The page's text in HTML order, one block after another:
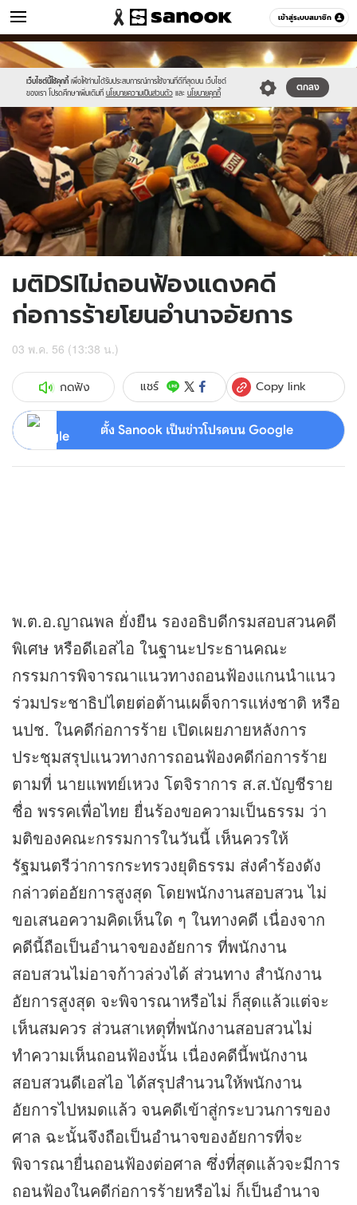
เข้าสู่ระบบสมาชิก
ข่าว หมวดอื่นๆ
เว็บไซต์นี้ใช้คุกกี้ เพื่อให้ท่านได้รับประสบการณ์การใช้งานที่ดีที่สุดบน เว็บไซต์
ของเรา โปรดศึกษาเพิ่มเติมที่ นโยบายความเป็นส่วนตัว และ นโยบายคุกกี้
ตกลง
Sanook
//s.isanook.com/sr/0/images/logo-
new-
sanook.png
600
60
//s.isanook.com/ns/0/ud/236/1184007/450539-
01.jpg
มติDSIไม่ถอนฟ้องแดงคดี
ก่อการร้ายโยนอำนาจอัยการ
03 พ.ค. 56 (13:38 น.)
กดฟัง แชร์ Copy link
ตั้ง Sanook เป็นข่าวโปรดบน Google
พ.ต.อ.ญาณพล ยั่งยืน รองอธิบดีกรมสอบสวนคดี
พิเศษ หรือดีเอสไอ ในฐานะประธานคณะ
กรรมการพิจารณาแนวทางถอนฟ้องแกนนำแนว
ร่วมประชาธิปไตยต่อต้านเผด็จการแห่งชาติ หรือ
นปช. ในคดีก่อการร้าย เปิดเผยภายหลังการ
ประชุมสรุปแนวทางการถอนฟ้องคดีก่อการร้าย
ตามที่ นายแพทย์เหวง โตจิราการ ส.ส.บัญชีราย
ชื่อ พรรคเพื่อไทย ยื่นร้องขอความเป็นธรรม ว่า
มติของคณะกรรมการในวันนี้ เห็นควรให้
รัฐมนตรีว่าการกระทรวงยุติธรรม ส่งคำร้องดัง
กล่าวต่ออัยการสูงสุด โดยพนักงานสอบสวน ไม่
ขอเสนอความคิดเห็นใด ๆ ในทางคดี เนื่องจาก
คดีนี้ถือเป็นอำนาจของอัยการ ที่พนักงาน
สอบสวนไม่อาจก้าวล่วงได้ ส่วนทาง สำนักงาน
อัยการสูงสุด จะพิจารณาหรือไม่ ก็สุดแล้วแต่จะ
เห็นสมควร ส่วนสาเหตุที่พนักงานสอบสวนไม่
ทำความเห็นถอนฟ้องนั้น เนื่องคดีนี้พนักงาน
สอบสวนดีเอสไอ ได้สรุปสำนวนให้พนักงาน
อัยการไปหมดแล้ว จนคดีเข้าสู่กระบวนการของ
ศาล ฉะนั้นจึงถือเป็นอำนาจของอัยการที่จะ
พิจารณายื่นถอนฟ้องต่อศาล ซึ่งที่สุดแล้วจะมีการ
ถอนฟ้องในคดีก่อการร้ายหรือไม่ ก็เป็นอำนาจ